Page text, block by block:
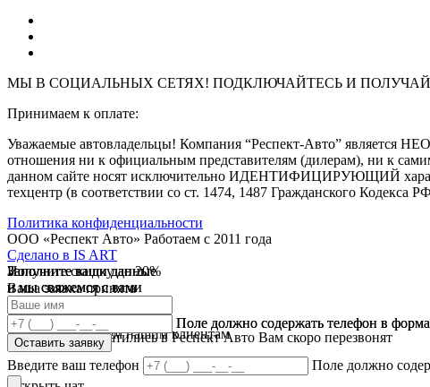
МЫ В СОЦИАЛЬНЫХ СЕТЯХ! ПОДКЛЮЧАЙТЕСЬ И
Принимаем к оплате:
Уважаемые автовладельцы! Компания “Респект-Авто” является
отношения ни к официальным представителям (дилерам), ни к
данном сайте носят исключительно ИДЕНТИФИЦИРУЮЩИЙ
техцентр (в соответствии со ст. 1474, 1487 Гражданского Кодекса
Политика конфиденциальности
ООО «Респект Авто» Работаем с 2011 года
Сделано в IS ART
Заполните ваши данные
и мы свяжемся с вами
Поле должно содержать телефон в
Оставить заявку
Получите скидку до 20%
В течении 10 дней
мы предоставляем скидку
на все услуги всем нашим клиентам
Введите ваш телефон Поле должно
Заполните ваши данные
и мы свяжемся с вами
Поле должно содержать телефон в
Оставить заявку
✓
Ваша заявка принята
✓
Ваш ответ принят
Спасибо что обратились в Респект Авто Вам скоро перезвонят